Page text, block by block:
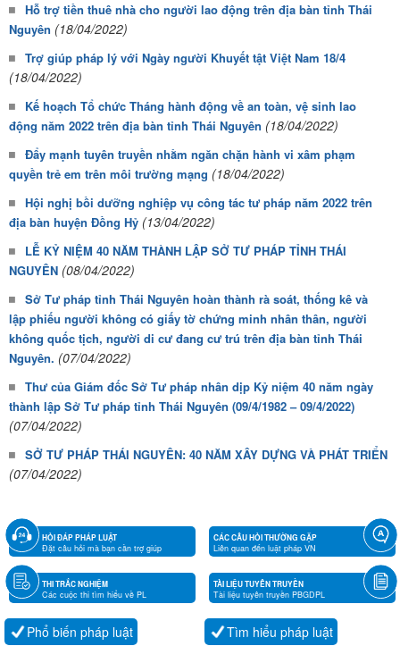
Hỗ trợ tiền thuê nhà cho người lao động trên địa bàn tỉnh Thái
Nguyên (18/04/2022)
Trợ giúp pháp lý với Ngày người Khuyết tật Việt Nam 18/4
(18/04/2022)
Kế hoạch Tổ chức Tháng hành động về an toàn, vệ sinh lao
động năm 2022 trên địa bàn tỉnh Thái Nguyên (18/04/2022)
Đẩy mạnh tuyên truyền nhằm ngăn chặn hành vi xâm phạm
quyền trẻ em trên môi trường mạng (18/04/2022)
Hội nghị bồi dưỡng nghiệp vụ công tác tư pháp năm 2022 trên
địa bàn huyện Đồng Hỷ (13/04/2022)
LỄ KỶ NIỆM 40 NĂM THÀNH LẬP SỞ TƯ PHÁP TỈNH THÁI
NGUYÊN (08/04/2022)
Sở Tư pháp tỉnh Thái Nguyên hoàn thành rà soát, thống kê và
lập phiếu người không có giấy tờ chứng minh nhân thân, người
không quốc tịch, người di cư đang cư trú trên địa bàn tỉnh Thái
Nguyên. (07/04/2022)
Thư của Giám đốc Sở Tư pháp nhân dịp Kỷ niệm 40 năm ngày
thành lập Sở Tư pháp tỉnh Thái Nguyên (09/4/1982 – 09/4/2022)
(07/04/2022)
SỞ TƯ PHÁP THÁI NGUYÊN: 40 NĂM XÂY DỰNG VÀ PHÁT TRIỂN
(07/04/2022)
HỎI ĐÁP PHÁP LUẬT
Đặt câu hỏi mà bạn cần trợ giúp
CÁC CÂU HỎI THƯỜNG GẶP
Liên quan đến luật pháp VN
THI TRẮC NGHIỆM
Các cuộc thi tìm hiểu về PL
TÀI LIỆU TUYÊN TRUYỀN
Tài liệu tuyên truyền PBGDPL
Phổ biến pháp luật Tìm hiểu pháp luật